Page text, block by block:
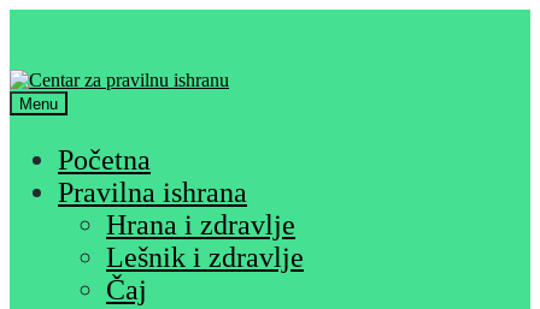
Menu
Početna
Pravilna ishrana
Hrana i zdravlje
Lešnik i zdravlje
Čaj